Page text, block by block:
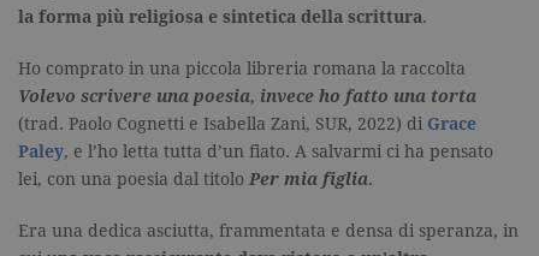
la forma più religiosa e sintetica della scrittura.
Ho comprato in una piccola libreria romana la raccolta
Volevo scrivere una poesia, invece ho fatto una torta
(trad. Paolo Cognetti e Isabella Zani, SUR, 2022) di Grace
Paley, e l’ho letta tutta d’un fiato. A salvarmi ci ha pensato
lei, con una poesia dal titolo Per mia figlia.
Era una dedica asciutta, frammentata e densa di speranza, in